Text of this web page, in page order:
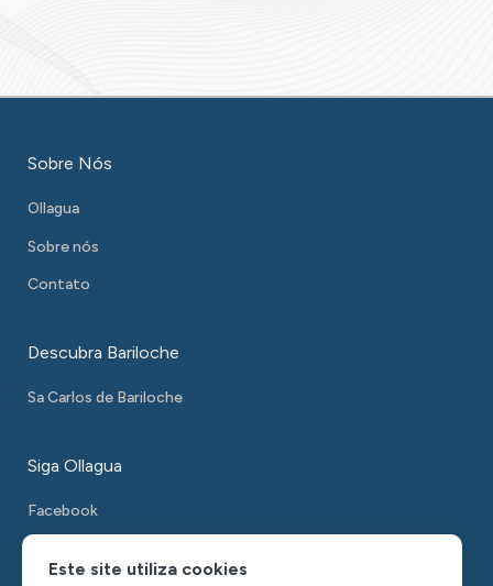
Sobre Nós
Ollagua
Sobre nós
Contato
Descubra Bariloche
Sa Carlos de Bariloche
Siga Ollagua
Facebook
Este site utiliza cookies